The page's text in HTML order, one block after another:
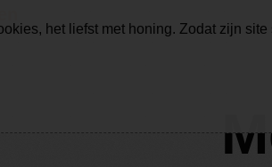
het liefst met honing. Zodat zijn